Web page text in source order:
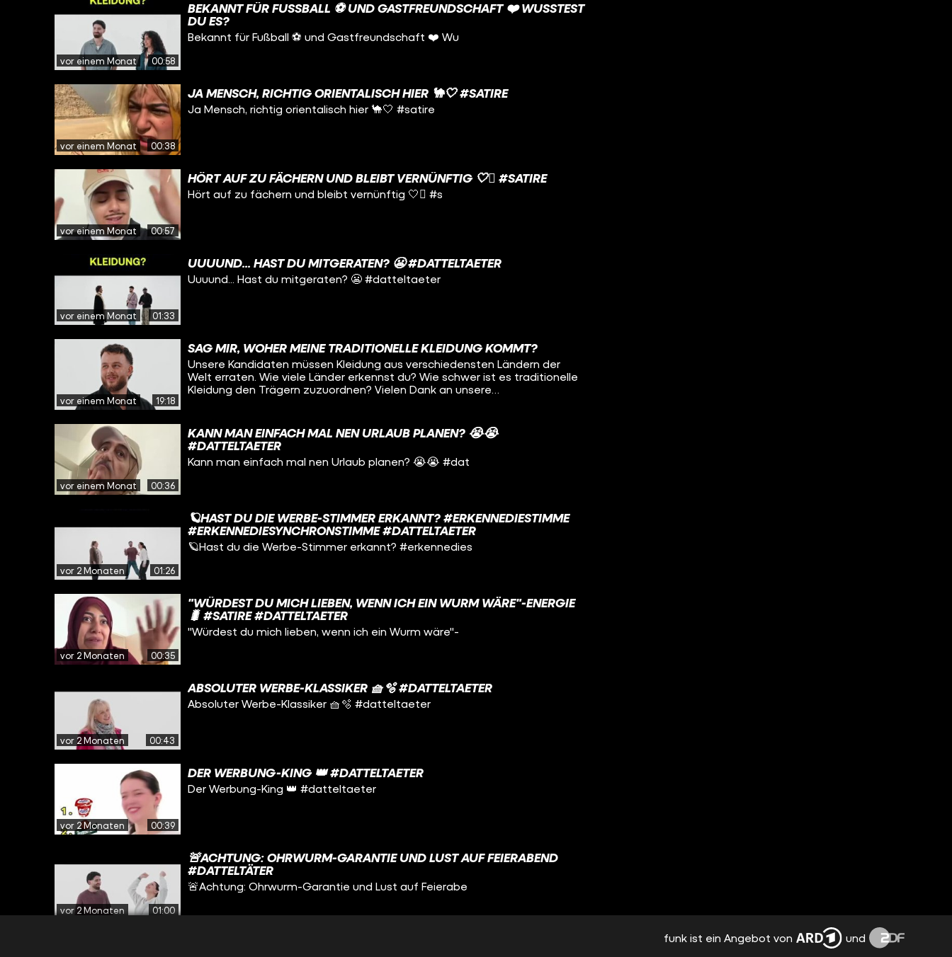
vor einem Monat 00:58
BEKANNT FÜR FUSSBALL ⚽️ UND GASTFREUNDSCHAFT ❤️ WUSSTEST D
U ES?
Bekannt für Fußball ⚽️ und Gastfreundschaft ❤️ Wu
vor einem Monat 00:38
JA MENSCH, RICHTIG ORIENTALISCH HIER 🐪🤍 #SATIRE
Ja Mensch, richtig orientalisch hier 🐪🤍 #satire
vor einem Monat 00:57
HÖRT AUF ZU FÄCHERN UND BLEIBT VERNÜNFTIG 🤍🫩 #SATIRE
Hört auf zu fächern und bleibt vernünftig 🤍🫩 #s
vor einem Monat 01:33
UUUUND... HAST DU MITGERATEN? 😬 #DATTELTAETER
Uuuund... Hast du mitgeraten? 😬 #datteltaeter
vor einem Monat 19:18
SAG MIR, WOHER MEINE TRADITIONELLE KLEIDUNG KOMMT?
Unsere Kandidaten müssen Kleidung aus verschiedensten Ländern der
Welt erraten. Wie viele Länder erkennst du? Wie schwer ist es traditionelle
Kleidung den Trägern zuzuordnen? Vielen Dank an unsere
Teams: Okan & Enrico Lézan & Blessed Momo & Ssega Wir sind funk, das
Content-Netzwerk von ARD & ZDF ▶️ YouTube: / funkofficial ▶️ Instagram: /
vor einem Monat 00:36
KANN MAN EINFACH MAL NEN URLAUB PLANEN? 😭😭
#DATTELTAETER
Kann man einfach mal nen Urlaub planen? 😭😭 #dat
vor 2 Monaten 01:26
🪐HAST DU DIE WERBE-STIMMER ERKANNT? #ERKENNEDIESTIMME
#ERKENNEDIESYNCHRONSTIMME #DATTELTAETER
🪐Hast du die Werbe-Stimmer erkannt? #erkennedies
vor 2 Monaten 00:35
"WÜRDEST DU MICH LIEBEN, WENN ICH EIN WURM WÄRE"-ENERGIE
🐛 #SATIRE #DATTELTAETER
"Würdest du mich lieben, wenn ich ein Wurm wäre"-
vor 2 Monaten 00:43
ABSOLUTER WERBE-KLASSIKER 🧺🫧 #DATTELTAETER
Absoluter Werbe-Klassiker 🧺🫧 #datteltaeter
vor 2 Monaten 00:39
DER WERBUNG-KING 👑 #DATTELTAETER
Der Werbung-King 👑 #datteltaeter
vor 2 Monaten 01:00
🚨ACHTUNG: OHRWURM-GARANTIE UND LUST AUF FEIERABEND
#DATTELTÄTER
🚨Achtung: Ohrwurm-Garantie und Lust auf Feierabe
funk ist ein Angebot von und